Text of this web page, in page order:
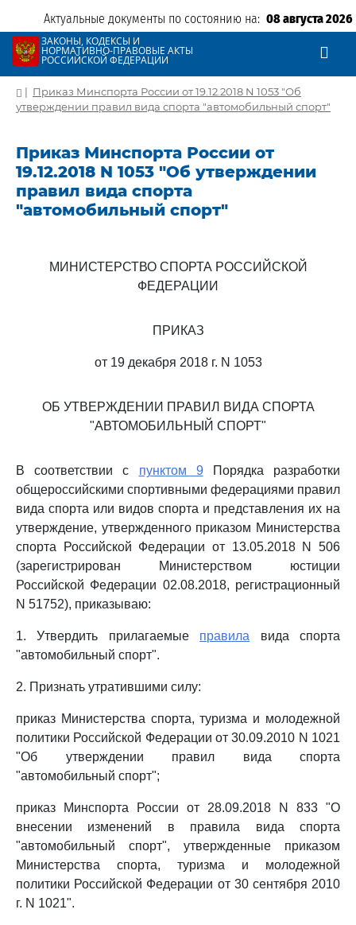
Актуальные документы по состоянию на: 08 августа 2026
ЗАКОНЫ, КОДЕКСЫ И
НОРМАТИВНО-ПРАВОВЫЕ АКТЫ
РОССИЙСКОЙ ФЕДЕРАЦИИ
| Приказ Минспорта России от 19.12.2018 N 1053 "Об
утверждении правил вида спорта "автомобильный спорт"
Приказ Минспорта России от
19.12.2018 N 1053 "Об утверждении
правил вида спорта
"автомобильный спорт"
МИНИСТЕРСТВО СПОРТА РОССИЙСКОЙ
ФЕДЕРАЦИИ
ПРИКАЗ
от 19 декабря 2018 г. N 1053
ОБ УТВЕРЖДЕНИИ ПРАВИЛ ВИДА СПОРТА
"АВТОМОБИЛЬНЫЙ СПОРТ"
В соответствии с пунктом 9 Порядка разработки
общероссийскими спортивными федерациями правил
вида спорта или видов спорта и представления их на
утверждение, утвержденного приказом Министерства
спорта Российской Федерации от 13.05.2018 N 506
(зарегистрирован Министерством юстиции
Российской Федерации 02.08.2018, регистрационный
N 51752), приказываю:
1. Утвердить прилагаемые правила вида спорта
"автомобильный спорт".
2. Признать утратившими силу:
приказ Министерства спорта, туризма и молодежной
политики Российской Федерации от 30.09.2010 N 1021
"Об утверждении правил вида спорта
"автомобильный спорт";
приказ Минспорта России от 28.09.2018 N 833 "О
внесении изменений в правила вида спорта
"автомобильный спорт", утвержденные приказом
Министерства спорта, туризма и молодежной
политики Российской Федерации от 30 сентября 2010
г. N 1021".